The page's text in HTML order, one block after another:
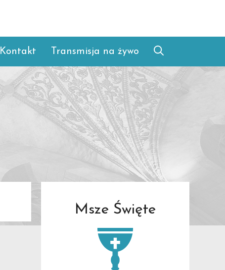
Kontakt Transmisja na żywo
Msze Święte